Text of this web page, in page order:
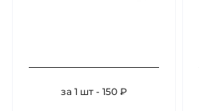
за 1 шт - 150 ₽